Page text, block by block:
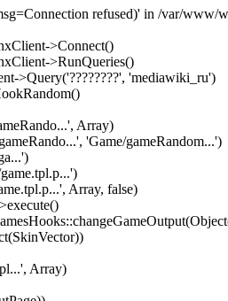
refused)' in /var/
>Connect()
>RunQueries()
>Query('????????', 'mediawiki_ru')
Array)
'Game/gameRandom...')
Array, false)
Array)